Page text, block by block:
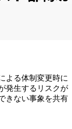
よる体制変更時に
発生するリスクが
きない事象を共有